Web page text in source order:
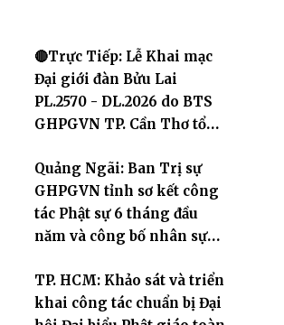
🔴Trực Tiếp: Lễ Khai mạc
Đại giới đàn Bửu Lai
PL.2570 - DL.2026 do BTS
GHPGVN TP. Cần Thơ tổ
Quảng Ngãi: Ban Trị sự
GHPGVN tỉnh sơ kết công
tác Phật sự 6 tháng đầu
năm và công bố nhân sự
TP. HCM: Khảo sát và triển
khai công tác chuẩn bị Đại